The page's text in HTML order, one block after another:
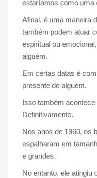
estaríamos como uma
Afinal, é uma maneira
também podem atuar
espiritual ou
alguém.
Em certas datas é
presente de alguém.
Isso também
Definitivamente.
Nos anos de 1960, os
espalharam em
e grandes.
No entanto, ele atingiu